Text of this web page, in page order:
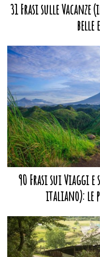
31 Frasi sulle
90 Frasi sui Viaggi
italiano): le